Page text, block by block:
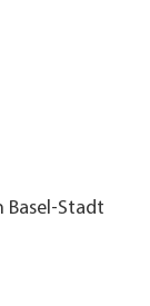
Basel-Stadt